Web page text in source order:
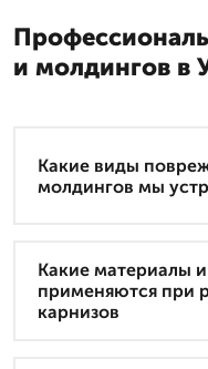
и молдингов в
Какие виды
молдингов мы
Какие материалы
применяются при
карнизов